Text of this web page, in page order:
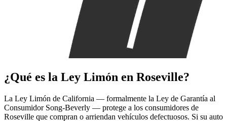
¿Qué es la Ley Limón en Roseville?
La Ley Limón de California — formalmente la Ley de Garantía al
Consumidor Song-Beverly — protege a los consumidores de
Roseville que compran o arriendan vehículos defectuosos. Si su auto